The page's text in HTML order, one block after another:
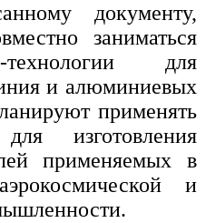
документу,
заниматься
технологии для
и алюминиевых
применять
изготовления
применяемых в
и